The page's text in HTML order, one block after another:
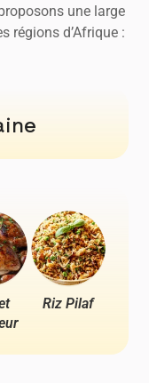
une large
régions d’Afrique :
Riz Pilaf